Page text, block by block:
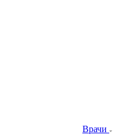
Врачи